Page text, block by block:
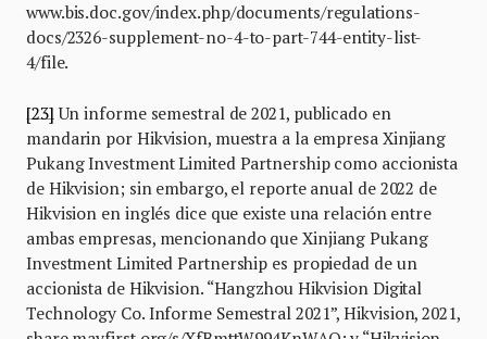
www.bis.doc.gov/index.php/documents/regulations-
docs/2326-supplement-no-4-to-part-744-entity-list-
4/file.
[23]Un informe semestral de 2021, publicado en
mandarin por Hikvision, muestra a la empresa Xinjiang
Pukang Investment Limited Partnership como accionista
de Hikvision; sin embargo, el reporte anual de 2022 de
Hikvision en inglés dice que existe una relación entre
ambas empresas, mencionando que Xinjiang Pukang
Investment Limited Partnership es propiedad de un
accionista de Hikvision. “Hangzhou Hikvision Digital
Technology Co. Informe Semestral 2021”, Hikvision, 2021,